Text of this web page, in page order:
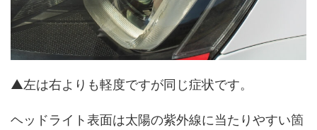
▲左は右よりも軽度ですが同じ症状です。
ヘッドライト表面は太陽の紫外線に当たりやすい箇